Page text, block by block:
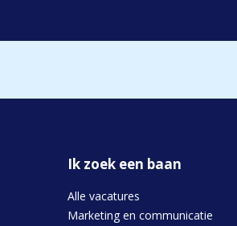
Ik zoek een baan
Alle vacatures
Marketing en communicatie